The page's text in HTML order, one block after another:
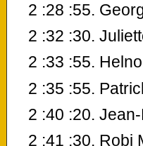
2 :28 :55.
2 :32 :30.
2 :33 :55.
2 :35 :55.
2 :40 :20.
2 :41 :30. Robi